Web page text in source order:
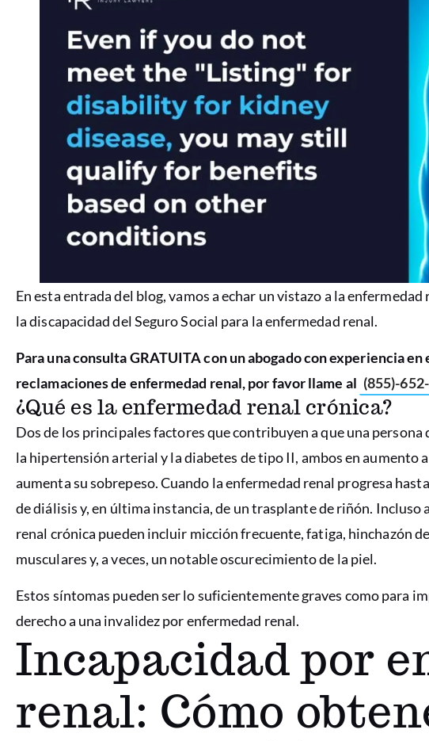
En esta entrada del blog, vamos a echar un vistazo a la
la discapacidad del Seguro Social para la enfermedad renal.
Para una consulta GRATUITA con un abogado con experiencia
reclamaciones de enfermedad renal, por favor llame al (855)-
¿Qué es la enfermedad renal crónica?
Dos de los principales factores que contribuyen a que una
la hipertensión arterial y la diabetes de tipo II, ambos en aumento
aumenta su sobrepeso. Cuando la enfermedad renal progresa
de diálisis y, en última instancia, de un trasplante de riñón. Incluso
renal crónica pueden incluir micción frecuente, fatiga, hinchazón
musculares y, a veces, un notable oscurecimiento de la piel.
Estos síntomas pueden ser lo suficientemente graves como para
derecho a una invalidez por enfermedad renal.
Incapacidad por
renal: Cómo